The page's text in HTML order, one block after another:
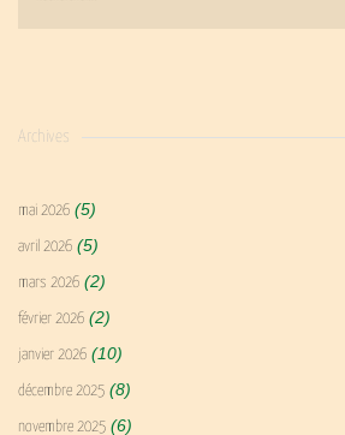
Archives
mai 2026 (5)
avril 2026 (5)
mars 2026 (2)
février 2026 (2)
janvier 2026 (10)
décembre 2025 (8)
novembre 2025 (6)